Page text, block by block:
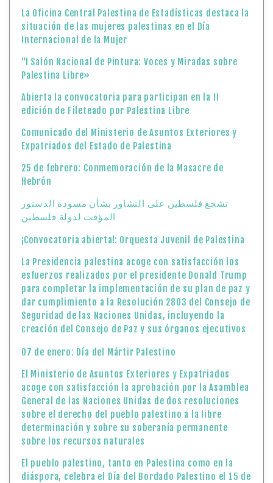
La Oficina Central Palestina de Estadísticas destaca la
situación de las mujeres palestinas en el Día
Internacional de la Mujer
“I Salón Nacional de Pintura: Voces y Miradas sobre
Palestina Libre»
Abierta la convocatoria para participan en la II
edición de Fileteado por Palestina Libre
Comunicado del Ministerio de Asuntos Exteriores y
Expatriados del Estado de Palestina
25 de febrero: Conmemoración de la Masacre de
Hebrón
تشجع فلسطين على التشاور بشأن مسودة الدستور
المؤقت لدولة فلسطين
¡Convocatoria abierta!: Orquesta Juvenil de Palestina
La Presidencia palestina acoge con satisfacción los
esfuerzos realizados por el presidente Donald Trump
para completar la implementación de su plan de paz y
dar cumplimiento a la Resolución 2803 del Consejo de
Seguridad de las Naciones Unidas, incluyendo la
creación del Consejo de Paz y sus órganos ejecutivos
07 de enero: Día del Mártir Palestino
El Ministerio de Asuntos Exteriores y Expatriados
acoge con satisfacción la aprobación por la Asamblea
General de las Naciones Unidas de dos resoluciones
sobre el derecho del pueblo palestino a la libre
determinación y sobre su soberanía permanente
sobre los recursos naturales
El pueblo palestino, tanto en Palestina como en la
diáspora, celebra el Día del Bordado Palestino el 15 de